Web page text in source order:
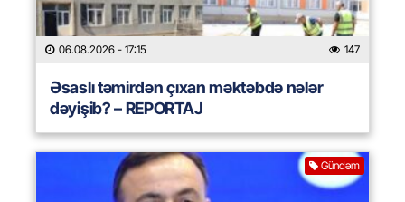
06.08.2026 - 17:15 147
Əsaslı təmirdən çıxan məktəbdə nələr
dəyişib? – REPORTAJ
Gündəm